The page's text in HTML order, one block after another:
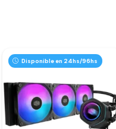
Disponible en 24hs/96hs